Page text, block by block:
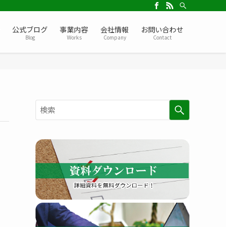
公式ブログ
Blog
事業内容
Works
会社情報
Company
お問い合わせ
Contact
索